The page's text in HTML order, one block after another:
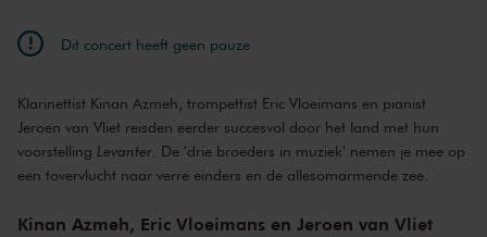
Dit concert heeft geen pauze
Klarinettist Kinan Azmeh, trompettist Eric Vloeimans en pianist
Jeroen van Vliet reisden eerder succesvol door het land met hun
voorstelling Levanter . De 'drie broeders in muziek' nemen je mee op
een tovervlucht naar verre einders en de allesomarmende zee.
Kinan Azmeh, Eric Vloeimans en Jeroen van Vliet